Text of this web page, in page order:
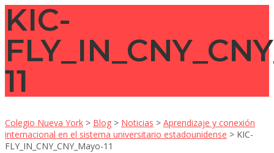
KIC-
11
Colegio Nueva York > Blog > Noticias > Aprendizaje y conexión
internacional en el sistema universitario estadounidense > KIC-
FLY_IN_CNY_CNY_Mayo-11